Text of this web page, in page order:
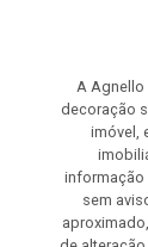
A Agnello
decoração
imóvel,
informação
sem